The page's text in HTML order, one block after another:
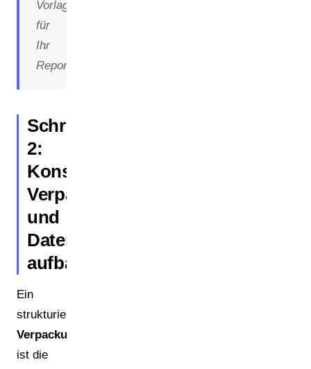
Vorlage
für
Ihr
Reporting.
Schritt
2:
Konsistentes
Verpackungsinventar
und
Datenmodell
aufbauen
Ein
strukturiertes
Verpackungsinventar
ist die